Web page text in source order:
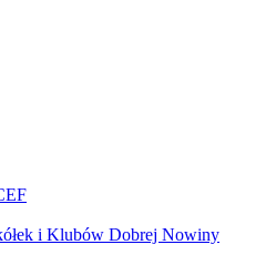
i Klubów Dobrej Nowiny